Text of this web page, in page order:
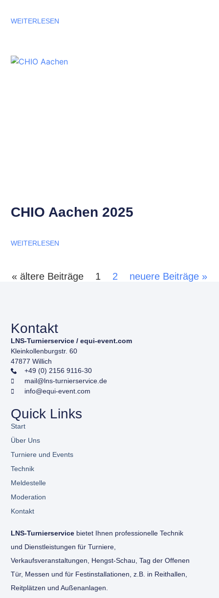
WEITERLESEN
CHIO Aachen 2025
WEITERLESEN
« ältere Beiträge 1 2 neuere Beiträge »
LNS-Turnierservice bietet Ihnen professionelle Technik
und Dienstleistungen für Turniere,
Verkaufsveranstaltungen, Hengst-Schau, Tag der Offenen
Tür, Messen und für Festinstallationen, z.B. in Reithallen,
Reitplätzen und Außenanlagen.
Quick Links
Start
Über Uns
Turniere und Events
Technik
Meldestelle
Moderation
Kontakt
Kontakt
LNS-Turnierservice / equi-event.com
Kleinkollenburgstr. 60
47877 Willich
+49 (0) 2156 9116-30
mail@lns-turnierservice.de
info@equi-event.com